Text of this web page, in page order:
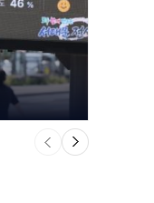
下
一
个